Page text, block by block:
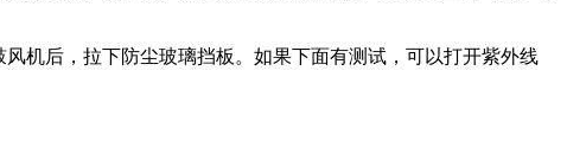
机后，拉下防尘玻璃挡板。如果下面有测试，可以打开紫外线